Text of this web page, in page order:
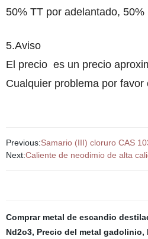
50% TT por adelantado,
5.Aviso
El precio es un precio
Cualquier problema por
Previous:Samario (III) cloruro CAS
Next:Caliente de neodimio de alta
Comprar metal de escandio
Nd2o3, Precio del metal gadolinio,